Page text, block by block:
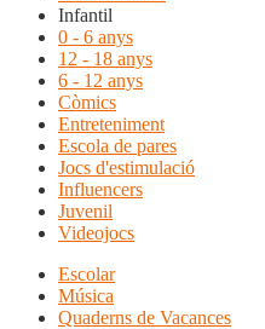
Infantil
0 - 6 anys
12 - 18 anys
6 - 12 anys
Còmics
Entreteniment
Escola de pares
Jocs d'estimulació
Influencers
Juvenil
Videojocs
Escolar
Música
Quaderns de Vacances